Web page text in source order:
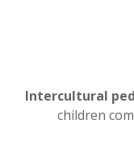
Intercultural
children